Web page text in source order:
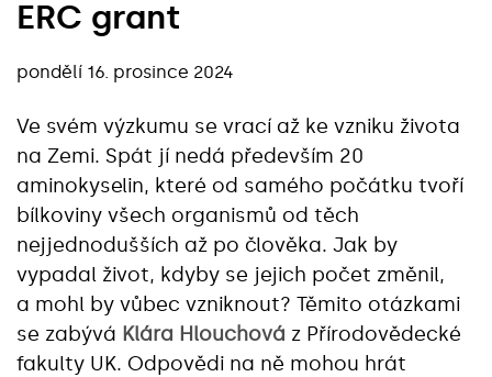
ERC grant
pondělí 16. prosince 2024
Ve svém výzkumu se vrací až ke vzniku života
na Zemi. Spát jí nedá především 20
aminokyselin, které od samého počátku tvoří
bílkoviny všech organismů od těch
nejjednodušších až po člověka. Jak by
vypadal život, kdyby se jejich počet změnil,
a mohl by vůbec vzniknout? Těmito otázkami
se zabývá Klára Hlouchová z Přírodovědecké
fakulty UK. Odpovědi na ně mohou hrát